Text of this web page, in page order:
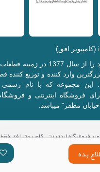
بده
کامپیوتر افق، فعالیت خود را از سال
وارد کننده و توزیع کننده
این مجموعه که با نام رسمی
فروشگاه اینترنتی و
مظفر" میباشد.
فروشگاه اینترنتی کامپیوتر افق
با ذکر منبع بلامانع میباشد.